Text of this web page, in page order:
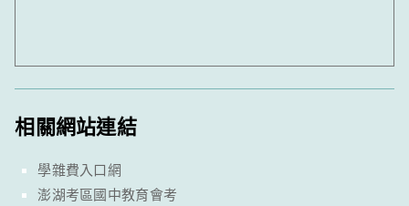
相關網站連結
學雜費入口網
澎湖考區國中教育會考